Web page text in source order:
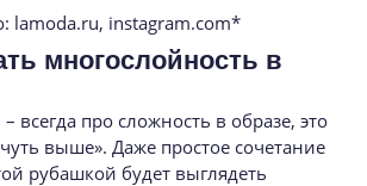
lamoda.ru, instagram.com*
многослойность в
всегда про сложность в образе, это
выше». Даже простое сочетание
рубашкой будет выглядеть